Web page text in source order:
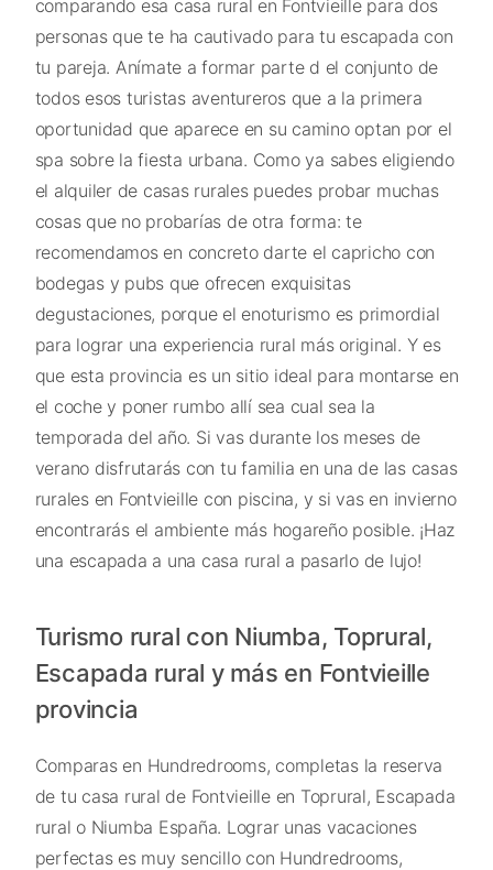
comparando esa casa rural en Fontvieille para dos
personas que te ha cautivado para tu escapada con
tu pareja. Anímate a formar parte d el conjunto de
todos esos turistas aventureros que a la primera
oportunidad que aparece en su camino optan por el
spa sobre la fiesta urbana. Como ya sabes eligiendo
el alquiler de casas rurales puedes probar muchas
cosas que no probarías de otra forma: te
recomendamos en concreto darte el capricho con
bodegas y pubs que ofrecen exquisitas
degustaciones, porque el enoturismo es primordial
para lograr una experiencia rural más original. Y es
que esta provincia es un sitio ideal para montarse en
el coche y poner rumbo allí sea cual sea la
temporada del año. Si vas durante los meses de
verano disfrutarás con tu familia en una de las casas
rurales en Fontvieille con piscina, y si vas en invierno
encontrarás el ambiente más hogareño posible. ¡Haz
una escapada a una casa rural a pasarlo de lujo!
Turismo rural con Niumba, Toprural,
Escapada rural y más en Fontvieille
provincia
Comparas en Hundredrooms, completas la reserva
de tu casa rural de Fontvieille en Toprural, Escapada
rural o Niumba España. Lograr unas vacaciones
perfectas es muy sencillo con Hundredrooms,